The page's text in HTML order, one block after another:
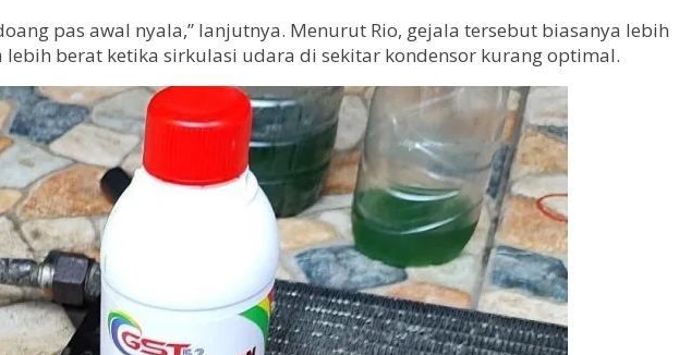
pas awal nyala,” lanjutnya. Menurut Rio, gejala tersebut biasanya lebih
berat ketika sirkulasi udara di sekitar kondensor kurang optimal.